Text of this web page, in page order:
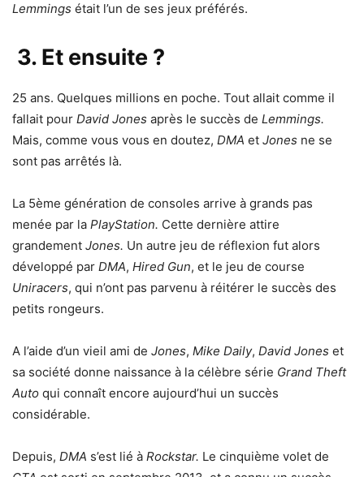
Lemmings était l’un de ses jeux préférés.
3. Et ensuite ?
25 ans. Quelques millions en poche. Tout allait comme il
fallait pour David Jones après le succès de Lemmings.
Mais, comme vous vous en doutez, DMA et Jones ne se
sont pas arrêtés là.
La 5ème génération de consoles arrive à grands pas
menée par la PlayStation. Cette dernière attire
grandement Jones. Un autre jeu de réflexion fut alors
développé par DMA, Hired Gun, et le jeu de course
Uniracers, qui n’ont pas parvenu à réitérer le succès des
petits rongeurs.
A l’aide d’un vieil ami de Jones, Mike Daily, David Jones et
sa société donne naissance à la célèbre série Grand Theft
Auto qui connaît encore aujourd’hui un succès
considérable.
Depuis, DMA s’est lié à Rockstar. Le cinquième volet de